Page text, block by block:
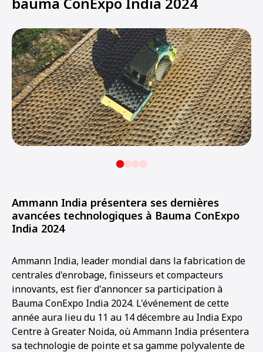
Ammann India présentera ses dernières
avancées technologiques à Bauma ConExpo
India 2024
Ammann India, leader mondial dans la fabrication de
centrales d'enrobage, finisseurs et compacteurs
innovants, est fier d'annoncer sa participation à
Bauma ConExpo India 2024. L'événement de cette
année aura lieu du 11 au 14 décembre au India Expo
Centre à Greater Noida, où Ammann India présentera
sa technologie de pointe et sa gamme polyvalente de